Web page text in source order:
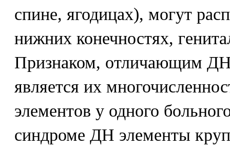
спине, ягодицах), могут
нижних конечностях,
Признаком, отличающим
является их
элементов у одного
синдроме ДН элементы